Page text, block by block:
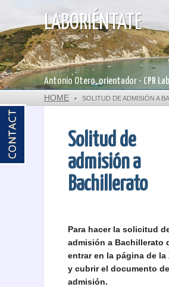
LABORIÉNTATE
Antonio Otero, orientador - CPR
HOME • SOLITUD DE ADMISIÓN A
Solitud de
admisión a
Bachillerato
Para hacer la solicitud
admisión a Bachillerato
entrar en la página de la
y cubrir el documento de
admisión.